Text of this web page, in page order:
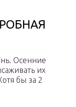
Осенние
их
бы за 2